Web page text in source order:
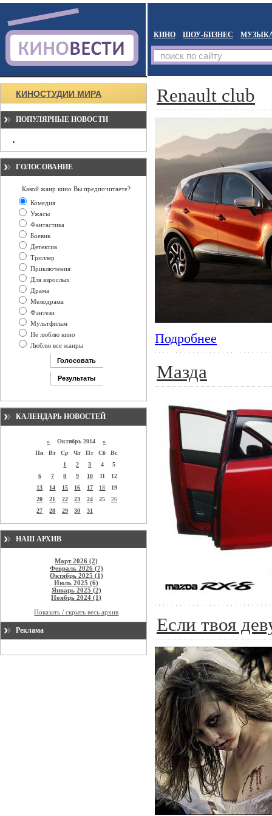
КИНО ШОУ-БИЗНЕС
КИНОСТУДИИ МИРА
ПОПУЛЯРНЫЕ НОВОСТИ
ГОЛОСОВАНИЕ
Какой жанр кино Вы предпочитаете?
Комедия
Ужасы
Фантастика
Боевик
Детектив
Триллер
Приключения
Для взрослых
Драма
Мелодрама
Фэнтези
Мультфильм
Не люблю кино
Люблю все жанры
КАЛЕНДАРЬ НОВОСТЕЙ
« Октябрь 2014»
Пн
Вт Ср Чт Пт Сб
Вс
1
2 3 4
5
6
7 8 9 10 11
12
13
14 15 16 17 18
19
20
21 22 23 24 25
26
27
28 29 30 31
НАШ АРХИВ
Март 2026 (2)
Февраль 2026 (7)
Октябрь 2025 (1)
Июль 2025 (6)
Январь 2025 (2)
Ноябрь 2024 (1)
Показать / скрыть весь архив
Реклама
Renault club
Подробнее
Мазда
Если твоя